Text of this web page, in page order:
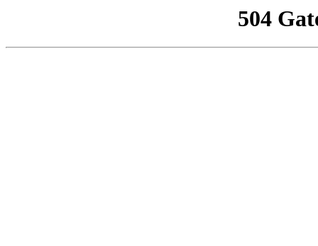
504